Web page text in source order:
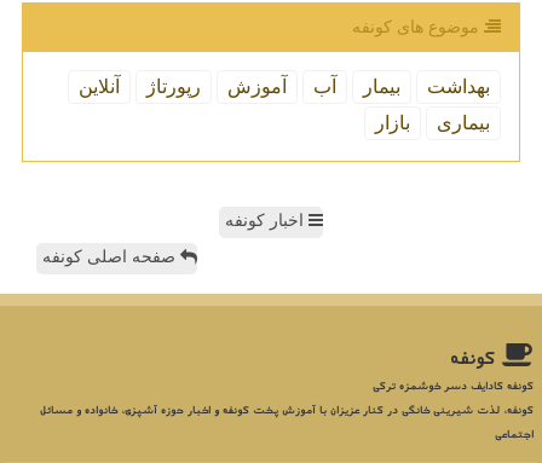
موضوع های كونفه
بهداشت بیمار آب آموزش رپورتاژ
آنلاین
بیماری
بازار
اخبار کونفه
صفحه اصلی کونفه
كونفه
کونفه کادایف دسر خوشمزه ترکی
کونفه، لذت شیرینی خانگی در کنار عزیزان با آموزش پخت کونفه و اخبار حوزه آشپزی، خانواده و مسائل
اجتماعی